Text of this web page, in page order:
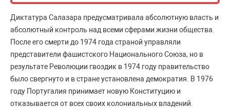
Диктатура Салазара предусматривала абсолютную власть и
абсолютный контроль над всеми сферами жизни общества.
После его смерти до 1974 года страной управляли
представители фашистского Национального Союза, но в
результате Революции гвоздик в 1974 году правительство
было свергнуто и в стране установлена демократия. В 1976
году Португалия принимает новую Конституцию и
отказывается от всех своих колониальных владений.